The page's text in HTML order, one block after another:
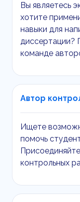
Вы являетесь
хотите
навыки для
диссертации?
команде
Автор
Ищете
помочь
контрольных